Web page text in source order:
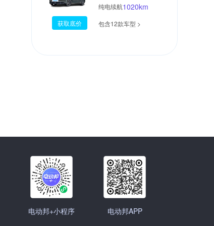
获取底价
纯电续航1020km
包含12款车型 >
电动邦+小程序 电动邦APP